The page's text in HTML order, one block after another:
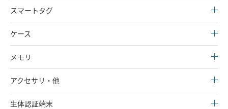
スマートタグ
ケース
メモリ
アクセサリ・他
生体認証端末